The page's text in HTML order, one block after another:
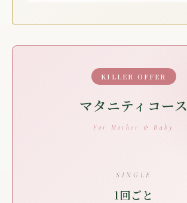
KILLER OFFER
マタニティコース
For Mother & Baby
SINGLE
1回ごと